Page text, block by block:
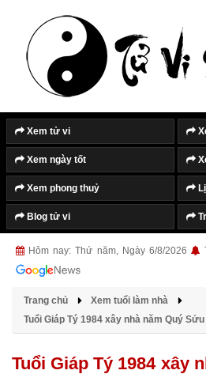
Xem tử vi
Xem ngày tốt
Xem phong thuỷ
Blog tử vi
Hôm nay: Thứ năm, Ngày 6/8/2026
Trang chủ
Xem tuổi làm nhà
Tuổi Giáp Tý 1984 xây nhà năm Quý
Tuổi Giáp Tý 1984 xây